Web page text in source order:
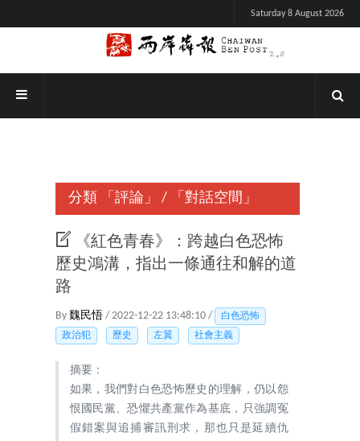
Saturday 8 August 2026
分類 「評論」 / 「對話空間」
《紅色青春》：跨越白色恐怖
歷史鴻溝，指出一條通往和解的道
路
By 魏民悟 / 2022-12-22 13:48:10 /
白色恐怖
政治犯
歷史 左翼 社會主義
摘要：
如果，我們對白色恐怖歷史的理解，仍以怨
恨國民黨、恐懼共產黨作為基底，只強調冤
假錯案與追捕審訊刑求，那也只是延續仇